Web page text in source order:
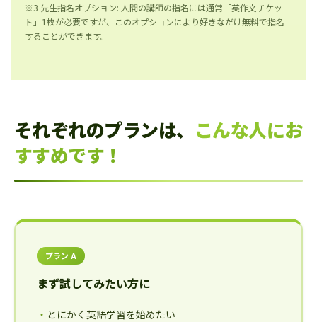
※3 先生指名オプション: 人間の講師の指名には通常「英作文チケッ
ト」1枚が必要ですが、このオプションにより好きなだけ無料で指名
することができます。
それぞれのプランは、 こんな人にお
すすめです！
プラン A
まず試してみたい方に
とにかく英語学習を始めたい